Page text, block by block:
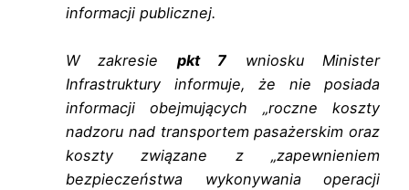
informacji publicznej.
W zakresie pkt 7 wniosku Minister
Infrastruktury informuje, że nie posiada
informacji obejmujących „roczne koszty
nadzoru nad transportem pasażerskim oraz
koszty związane z „zapewnieniem
bezpieczeństwa wykonywania operacji